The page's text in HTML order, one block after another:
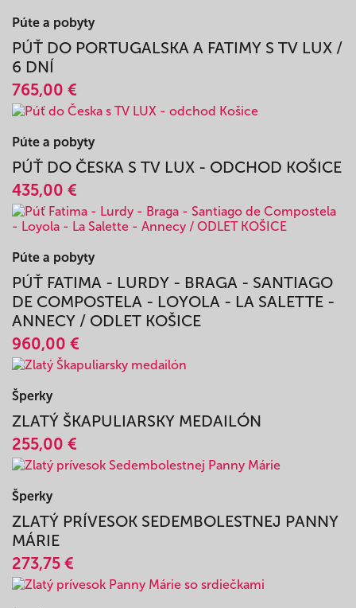
BRAGA
890,00 €
Púte a pobyty
PÚŤ DO PORTUGALSKA A FATIMY S TV LUX /
6 DNÍ
765,00 €
Púte a pobyty
PÚŤ DO ČESKA S TV LUX - ODCHOD KOŠICE
435,00 €
Púte a pobyty
PÚŤ FATIMA - LURDY - BRAGA - SANTIAGO
DE COMPOSTELA - LOYOLA - LA SALETTE -
ANNECY / ODLET KOŠICE
960,00 €
Šperky
ZLATÝ ŠKAPULIARSKY MEDAILÓN
255,00 €
Šperky
ZLATÝ PRÍVESOK SEDEMBOLESTNEJ PANNY